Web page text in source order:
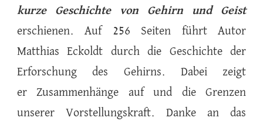
VON
UND
GEIST:
WIR
WISSEN,
WIR
kurze Geschichte von Gehirn und Geist
erschienen. Auf 256 Seiten führt Autor
Matthias Eckoldt durch die Geschichte der
Erforschung des Gehirns. Dabei zeigt
er Zusammenhänge auf und die Grenzen
unserer Vorstellungskraft. Danke an das